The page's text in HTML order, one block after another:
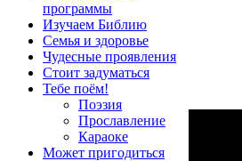
программы
Изучаем Библию
Семья и здоровье
Чудесные проявления
Стоит задуматься
Тебе поём!
Поэзия
Прославление
Караоке
Может пригодиться